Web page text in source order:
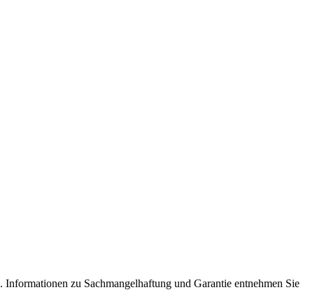
. Informationen zu Sachmangelhaftung und Garantie entnehmen Sie